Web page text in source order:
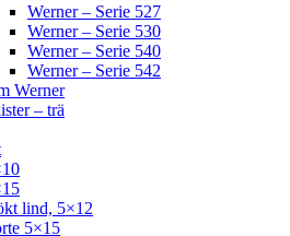
Werner – Serie 527
Werner – Serie 530
Werner – Serie 540
Werner – Serie 542
Werner
– trä
lind, 5×12
5×15